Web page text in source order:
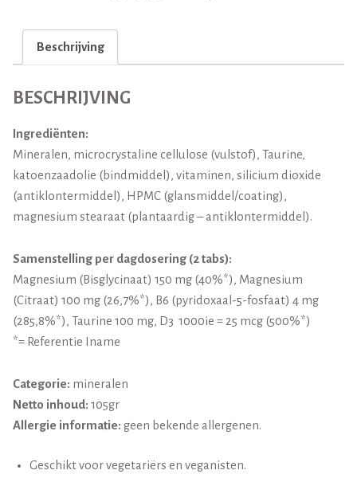
Beschrijving
BESCHRIJVING
Ingrediënten:
Mineralen, microcrystaline cellulose (vulstof), Taurine,
katoenzaadolie (bindmiddel), vitaminen, silicium dioxide
(antiklontermiddel), HPMC (glansmiddel/coating),
magnesium stearaat (plantaardig – antiklontermiddel).
Samenstelling per dagdosering (2 tabs):
Magnesium (Bisglycinaat) 150 mg (40%*), Magnesium
(Citraat) 100 mg (26,7%*), B6 (pyridoxaal-5-fosfaat) 4 mg
(285,8%*), Taurine 100 mg, D3 1000ie = 25 mcg (500%*)
*= Referentie Iname
Categorie: mineralen
Netto inhoud: 105gr
Allergie informatie: geen bekende allergenen.
Geschikt voor vegetariërs en veganisten.